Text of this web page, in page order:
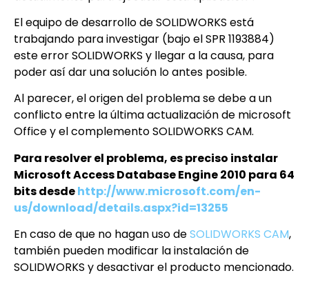
El equipo de desarrollo de SOLIDWORKS está
trabajando para investigar (bajo el SPR 1193884)
este error SOLIDWORKS y llegar a la causa, para
poder así dar una solución lo antes posible.
Al parecer, el origen del problema se debe a un
conflicto entre la última actualización de microsoft
Office y el complemento SOLIDWORKS CAM.
Para resolver el problema, es preciso instalar
Microsoft Access Database Engine 2010 para 64
bitsdesdehttp://www.microsoft.com/en-
us/download/details.aspx?id=13255
En caso de que no hagan uso deSOLIDWORKS CAM,
también pueden modificar la instalación de
SOLIDWORKS y desactivar el producto mencionado.